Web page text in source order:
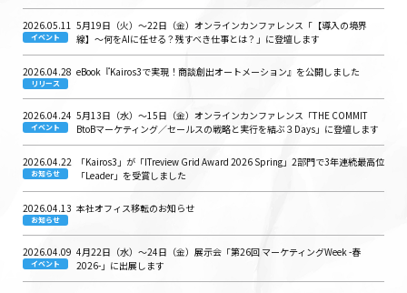
2026.05.11
イベント
5月19日（火）〜22日（金）オンラインカンファレンス「【導入の境界
線】～何をAIに任せる？残すべき仕事とは？」に登壇します
2026.04.28
リリース
eBook『Kairos3で実現！商談創出オートメーション』を公開しました
2026.04.24
イベント
5月13日（水）〜15日（金）オンラインカンファレンス「THE COMMIT
BtoBマーケティング／セールスの戦略と実行を結ぶ３Days」に登壇します
2026.04.22
お知らせ
「Kairos3」が「ITreview Grid Award 2026 Spring」2部門で3年連続最高位
「Leader」を受賞しました
2026.04.13
お知らせ
本社オフィス移転のお知らせ
2026.04.09
イベント
4月22日（水）〜24日（金）展示会「第26回 マーケティングWeek -春
2026-」に出展します